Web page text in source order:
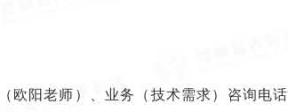
欧阳老师）、业务（技术需求）咨询电话